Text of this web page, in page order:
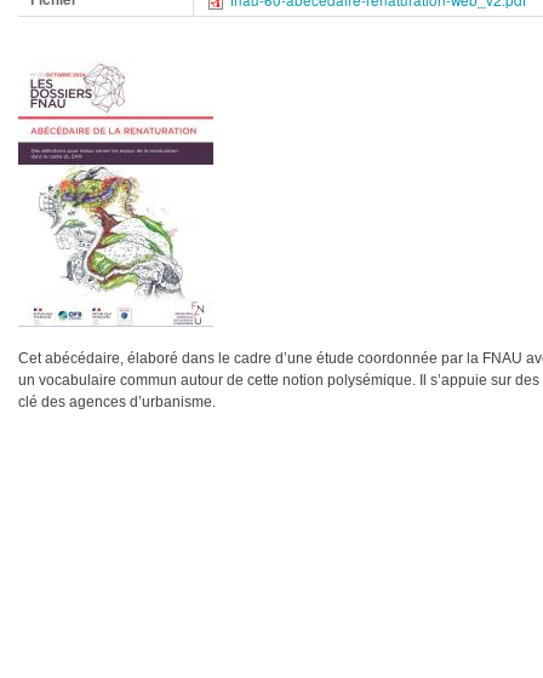
Cet abécédaire, élaboré dans le cadre d’une étude coordonnée par la FNAU
un vocabulaire commun autour de cette notion polysémique. Il s’appuie sur
clé des agences d’urbanisme.